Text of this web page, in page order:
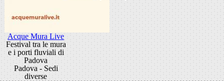
Acque Mura Live
Festival tra le mura
e i porti fluviali di
Padova
Padova - Sedi
diverse